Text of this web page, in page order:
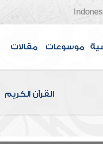
موسوعات مقالات
القرآن الكريم